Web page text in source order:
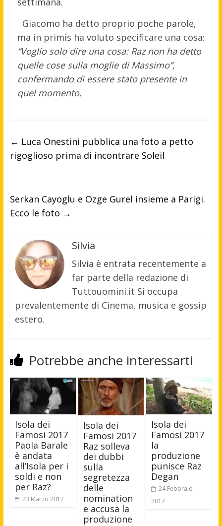
Giacomo ha detto proprio poche parole,
ma in primis ha voluto specificare una cosa:
“Voglio solo dire una cosa: Raz non ha detto
quelle cose sulla moglie di Massimo”,
confermando di essere stato presente in
quel momento.
← Luca Onestini pubblica una foto a petto
rigoglioso prima di incontrare Soleil
Serkan Cayoglu e Ozge Gurel insieme a Parigi.
Ecco le foto →
Silvia
Silvia è entrata recentemente a
far parte della redazione di
Tuttouomini.it Si occupa
prevalentemente di Cinema, musica e gossip
estero.
Potrebbe anche interessarti
Isola dei
Famosi 2017
Paola Barale
è andata
all’Isola per i
soldi e non
per Raz?
23 Marzo 2017
Isola dei
Famosi 2017
Raz solleva
dei dubbi
sulla
segretezza
delle
nomination
e accusa la
produzione
Isola dei
Famosi 2017
la
produzione
punisce Raz
Degan
24 Febbraio
2017